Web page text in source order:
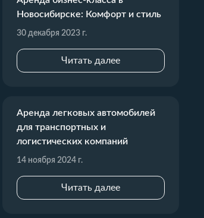
Новосибирске: Комфорт и стиль
30 декабря 2023 г.
Читать далее
Аренда легковых автомобилей
для транспортных и
логистических компаний
14 ноября 2024 г.
Читать далее